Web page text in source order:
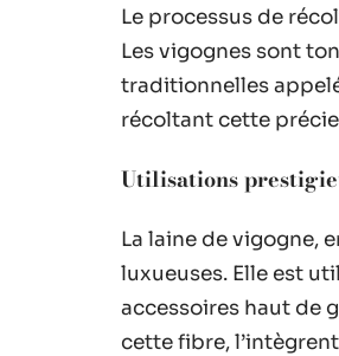
Le processus de
Les vigognes sont
traditionnelles
récoltant cette
Utilisations
La laine de vigogne,
luxueuses. Elle est
accessoires haut de
cette fibre,